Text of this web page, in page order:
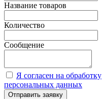
Название товаров
Количество
Сообщение
Я согласен на обработку
персональных данных
Отправить заявку